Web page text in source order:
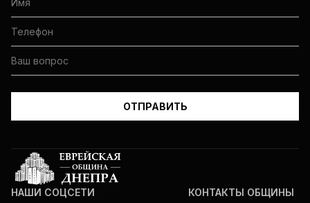
НАШИ СОЦСЕТИ
КОНТАКТЫ ОБЩИНЫ